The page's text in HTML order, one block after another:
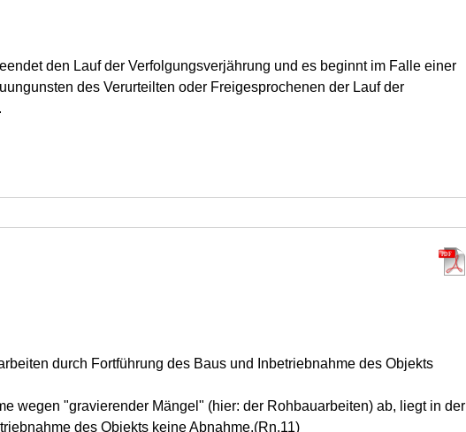
den Lauf der Verfolgungsverjährung und es beginnt im Falle einer
des Verurteilten oder Freigesprochenen der Lauf der
durch Fortführung des Baus und Inbetriebnahme des Objekts
wegen "gravierender Mängel" (hier: der Rohbauarbeiten) ab, liegt in der
des Objekts keine Abnahme.(Rn.11)